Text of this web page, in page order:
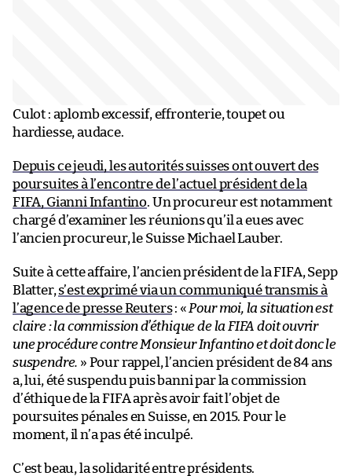
Culot : aplomb excessif, effronterie, toupet ou
hardiesse, audace.
Depuis ce jeudi, les autorités suisses ont ouvert des
poursuites à l’encontre de l’actuel président de la
FIFA, Gianni Infantino. Un procureur est notamment
chargé d’examiner les réunions qu’il a eues avec
l’ancien procureur, le Suisse Michael Lauber.
Suite à cette affaire, l’ancien président de la FIFA, Sepp
Blatter, s’est exprimé via un communiqué transmis à
l’agence de presse Reuters: « Pour moi, la situation est
claire : la commission d’éthique de la FIFA doit ouvrir
une procédure contre Monsieur Infantino et doit donc le
suspendre. » Pour rappel, l’ancien président de 84 ans
a, lui, été suspendu puis banni par la commission
d’éthique de la FIFA après avoir fait l’objet de
poursuites pénales en Suisse, en 2015. Pour le
moment, il n’a pas été inculpé.
C’est beau, la solidarité entre présidents.